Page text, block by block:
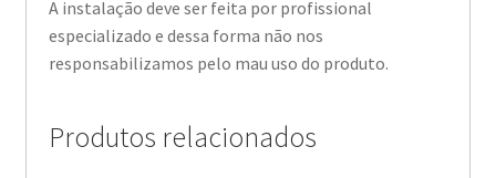
A instalação deve ser feita por profissional
especializado e dessa forma não nos
responsabilizamos pelo mau uso do produto.
Produtos relacionados